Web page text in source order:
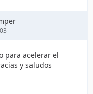
para acelerar el
y saludos